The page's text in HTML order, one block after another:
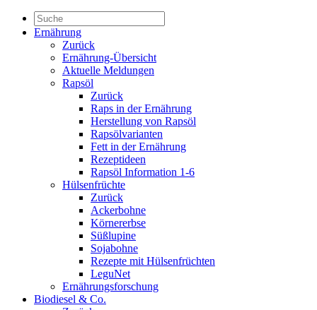
Ernährung
Zurück
Ernährung-Übersicht
Aktuelle Meldungen
Rapsöl
Zurück
Raps in der Ernährung
Herstellung von Rapsöl
Rapsölvarianten
Fett in der Ernährung
Rezeptideen
Rapsöl Information 1-6
Hülsenfrüchte
Zurück
Ackerbohne
Körnererbse
Süßlupine
Sojabohne
Rezepte mit Hülsenfrüchten
LeguNet
Ernährungsforschung
Biodiesel & Co.